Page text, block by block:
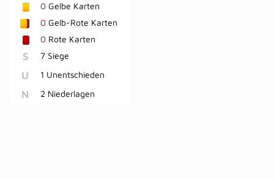
0 Gelbe Karten
0 Gelb-Rote Karten
0 Rote Karten
S 7 Siege
U 1 Unentschieden
N 2 Niederlagen